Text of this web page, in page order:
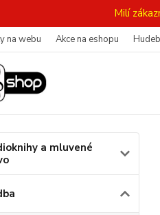
Milí
na webu Akce na eshopu
a mluvené